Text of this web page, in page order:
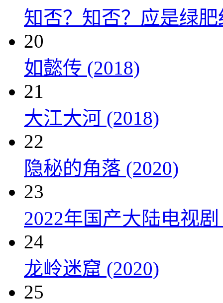
知否？知否？应是绿肥
20
如懿传 (2018)
21
大江大河 (2018)
22
隐秘的角落 (2020)
23
2022年国产大陆电视
24
龙岭迷窟 (2020)
25